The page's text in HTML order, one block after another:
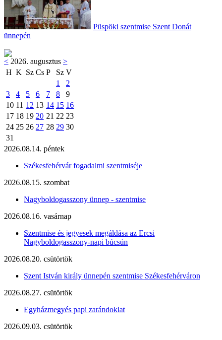
Püspöki szentmise Szent Donát
ünnepén
< 2026. augusztus >
H K Sz Cs P Sz V
1
2
3
4 5 6 7 8
9
10 11 12 13 14 15 16
17 18 19 20 21 22 23
24 25 26 27 28 29 30
31
2026.08.14. péntek
Székesfehérvár fogadalmi szentmiséje
2026.08.15. szombat
Nagyboldogasszony ünnep - szentmise
2026.08.16. vasárnap
Szentmise és jegyesek megáldása az Ercsi
Nagyboldogasszony-napi búcsún
2026.08.20. csütörtök
Szent István király ünnepén szentmise Székesfehérváron
2026.08.27. csütörtök
Egyházmegyés papi zarándoklat
2026.09.03. csütörtök